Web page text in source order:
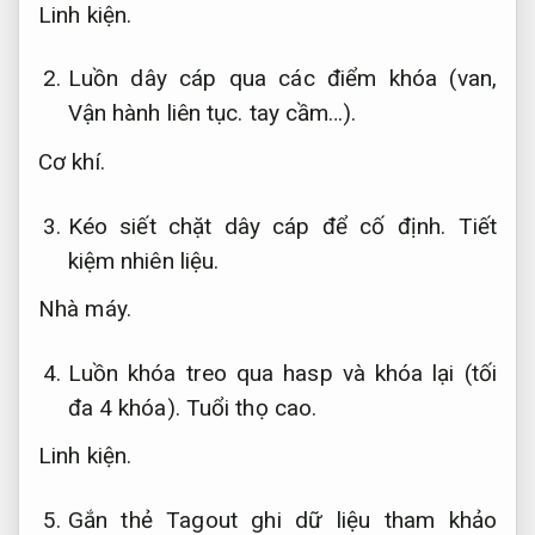
Linh kiện.
Luồn dây cáp qua các điểm khóa (van,
Vận hành liên tục. tay cầm…).
Cơ khí.
Kéo siết chặt dây cáp để cố định. Tiết
kiệm nhiên liệu.
Nhà máy.
Luồn khóa treo qua hasp và khóa lại (tối
đa 4 khóa). Tuổi thọ cao.
Linh kiện.
Gắn thẻ Tagout ghi dữ liệu tham khảo